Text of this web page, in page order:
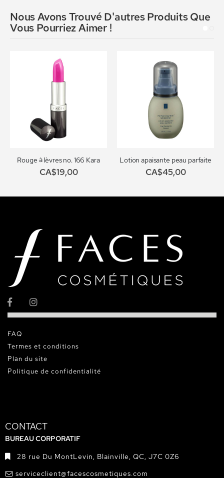
Nous Avons Trouvé D'autres Produits Que
Vous Pourriez Aimer !
Rouge à lèvres no. 166 Kara
CA$19,00
Lotion apaisante peau parfaite
CA$45,00
FAQ
Termes et conditions
Plan du site
Politique de confidentialité
CONTACT
BUREAU CORPORATIF
28 rue Du MontLevin, Blainville, QC, J7C 0Z6
serviceclient@facescosmetiques.com